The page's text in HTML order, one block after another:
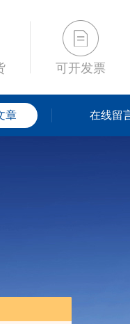
可开发票
章 在线留